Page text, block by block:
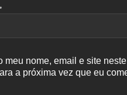
*
meu nome, email e site neste
a próxima vez que eu